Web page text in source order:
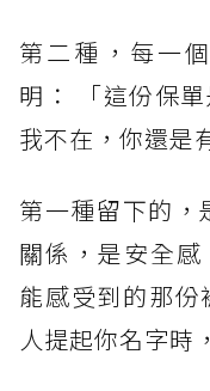
第二種，每一
明： 「這份保
我不在，你還是
第一種留下的，
關係，是安全
能感受到的那
人提起你名字時